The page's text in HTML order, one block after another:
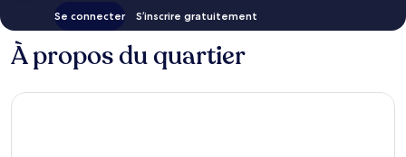
Se connecter S’inscrire gratuitement
À propos du quartier